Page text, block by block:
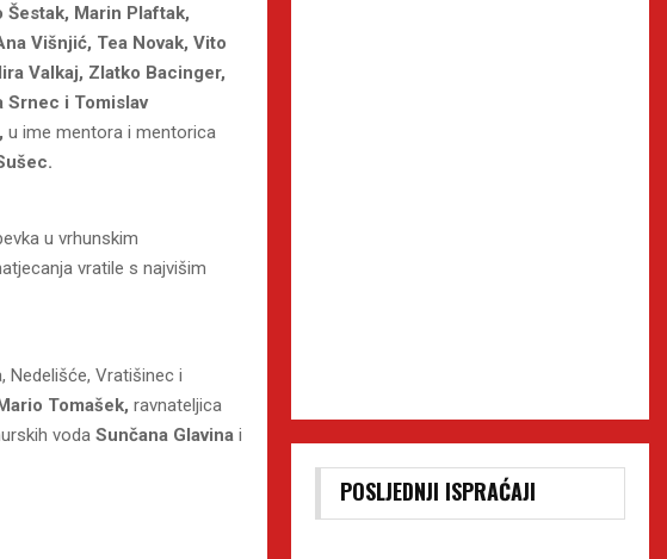
Šestak, Marin Plaftak,
Višnjić, Tea Novak, Vito
Valkaj, Zlatko Bacinger,
Srnec i Tomislav
u ime mentora i mentorica
u vrhunskim
vratile s najvišim
Nedelišće, Vratišinec i
Tomašek, ravnateljica
voda Sunčana Glavina i
POSLJEDNJI ISPRAĆAJI